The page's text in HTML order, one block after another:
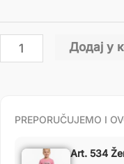
Додај у
PREPORUČUJEMO I
Art. 534